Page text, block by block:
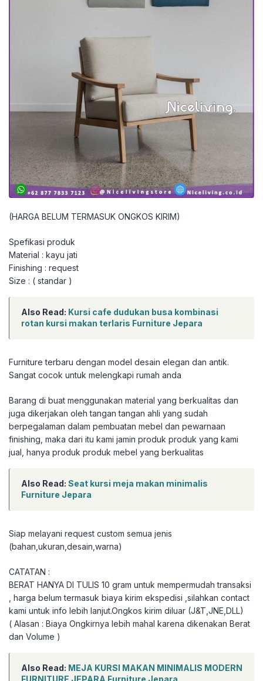
(HARGA BELUM TERMASUK ONGKOS KIRIM)
Spefikasi produk
Material : kayu jati
Finishing : request
Size : ( standar )
Also Read: Kursi cafe dudukan busa kombinasi
rotan kursi makan terlaris Furniture Jepara
Furniture terbaru dengan model desain elegan dan antik.
Sangat cocok untuk melengkapi rumah anda
Barang di buat menggunakan material yang berkualitas dan
juga dikerjakan oleh tangan tangan ahli yang sudah
berpegalaman dalam pembuatan mebel dan pewarnaan
finishing, maka dari itu kami jamin produk produk yang kami
jual, hanya produk produk mebel yang berkualitas
Also Read: Seat kursi meja makan minimalis
Furniture Jepara
Siap melayani request custom semua jenis
(bahan,ukuran,desain,warna)
CATATAN :
BERAT HANYA DI TULIS 10 gram untuk mempermudah transaksi
, harga belum termasuk biaya kirim ekspedisi ,silahkan contact
kami untuk info lebih lanjut.Ongkos kirim diluar (J&T,JNE,DLL)
( Alasan : Biaya Ongkirnya lebih mahal karena dikenakan Berat
dan Volume )
Also Read: MEJA KURSI MAKAN MINIMALIS MODERN